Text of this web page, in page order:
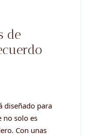
de
diseñado para
no solo es
Con unas